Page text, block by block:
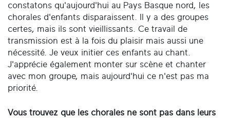
constatons qu'aujourd'hui au Pays Basque nord, les
chorales d'enfants disparaissent. Il y a des groupes
certes, mais ils sont vieillissants. Ce travail de
transmission est à la fois du plaisir mais aussi une
nécessité. Je veux initier ces enfants au chant.
J'apprécie également monter sur scène et chanter
avec mon groupe, mais aujourd'hui ce n'est pas ma
priorité.
Vous trouvez que les chorales ne sont pas dans leurs